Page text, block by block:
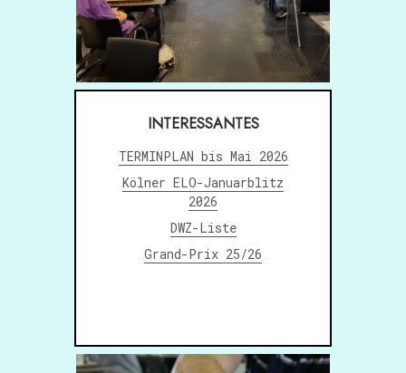
INTERESSANTES
TERMINPLAN bis Mai 2026
Kölner ELO-Januarblitz
2026
DWZ-Liste
Grand-Prix 25/26